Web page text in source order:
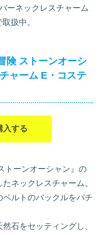
ーネックレスチャーム
扱中。
険 ストーンオーシ
ャーム E・コステ
入する
トーンオーシャン』の
ネックレスチャーム。
ルトのバックルをバチ
石をセッティングし、